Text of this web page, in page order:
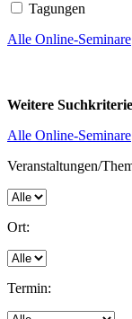
Tagungen
Alle Online-Seminare
Weitere
Alle Online-Seminare
Veranstaltungen/
Ort:
Termin: